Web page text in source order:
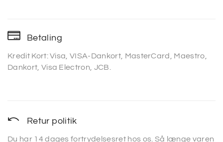
Betaling
Kredit Kort: Visa, VISA-Dankort, MasterCard, Maestro,
Dankort, Visa Electron, JCB.
Retur politik
Du har 14 dages fortrydelsesret hos os. Så længe varen